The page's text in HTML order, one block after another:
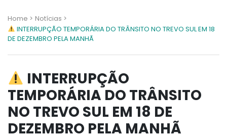
Home > Notícias >
INTERRUPÇÃO TEMPORÁRIA DO TRÂNSITO NO TREVO SUL EM 18
DE DEZEMBRO PELA MANHÃ
INTERRUPÇÃO
TEMPORÁRIA DO TRÂNSITO
NO TREVO SUL EM 18 DE
DEZEMBRO PELA MANHÃ